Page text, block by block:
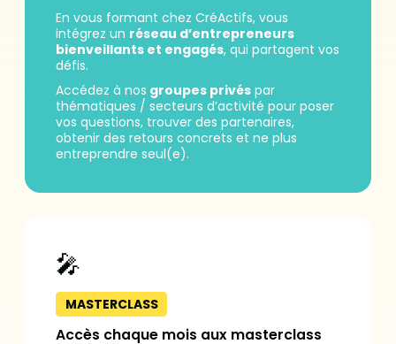
En vous formant chez CréActifs, vous
intégrez un réseau d’entrepreneurs
bienveillants et engagés, qui partagent vos
défis.
Accédez à nos groupes privés par
thématiques / secteurs d’activité pour poser
vos questions, trouver des partenaires,
obtenir des retours concrets et ne plus
entreprendre seul(e).
🎤
MASTERCLASS
Accès chaque mois aux masterclass